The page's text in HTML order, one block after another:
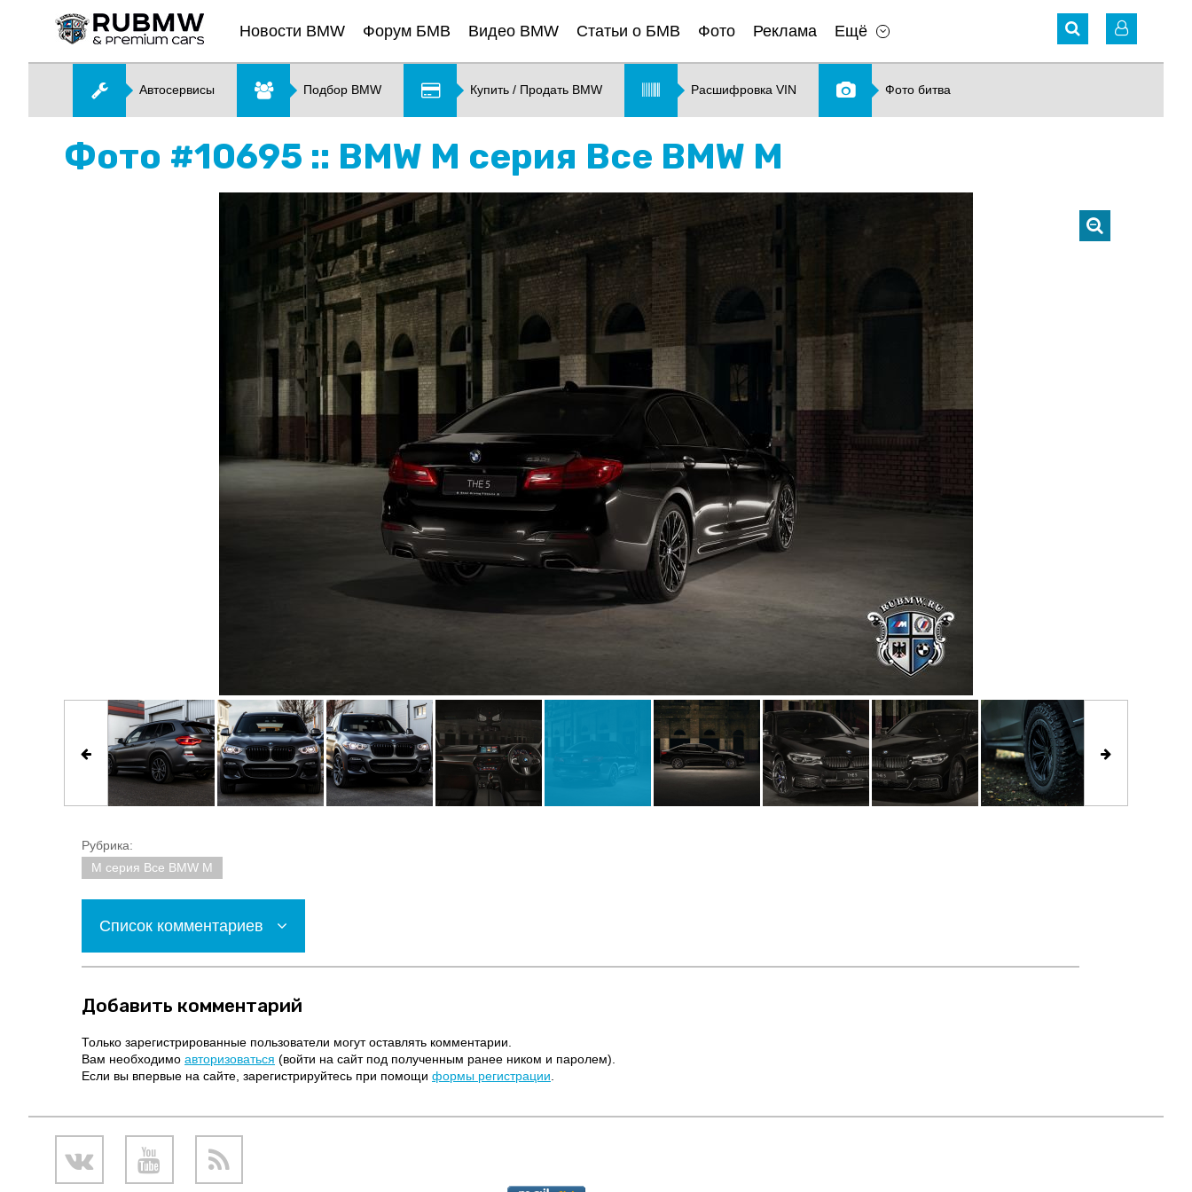
Новости BMW Форум БМВ Видео BMW Статьи о БМВ Фото Реклама Ещё
Автосервисы Подбор BMW Купить / Продать BMW Расшифровка VIN Фото битва
Фото #10695 :: BMW M серия Все BMW M
Рубрика:
M серия Все BMW M
Список комментариев
Добавить комментарий
Только зарегистрированные пользователи могут оставлять комментарии.
Вам необходимо авторизоваться (войти на сайт под полученным ранее ником и паролем).
Если вы впервые на сайте, зарегистрируйтесь при помощи формы регистрации